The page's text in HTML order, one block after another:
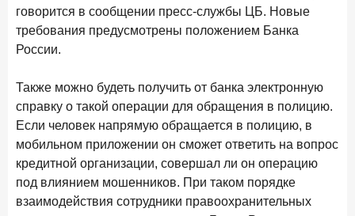
ИССЛЕДОВАНИЕ
ДНК современного ипотечного клиента
7 апреля 2026 года
составил 925,7 млрд руб.
26 марта 2026 года ИССЛЕДОВАНИЕ
Не экосистемой единой: как пользователи
распределяют подписки
25 марта 2026 года ИССЛЕДОВАНИЕ
Ипотека. Итоги работы крупнейших ипотечных банков
говорится в сообщении пресс-службы ЦБ. Новые
требования предусмотрены положением Банка
России.
Также можно будеть получить от банка электронную
справку о такой операции для обращения в полицию.
Если человек напрямую обращается в полицию, в
мобильном приложении он сможет ответить на вопрос
кредитной организации, совершал ли он операцию
под влиянием мошенников. При таком порядке
взаимодействия сотрудники правоохранительных